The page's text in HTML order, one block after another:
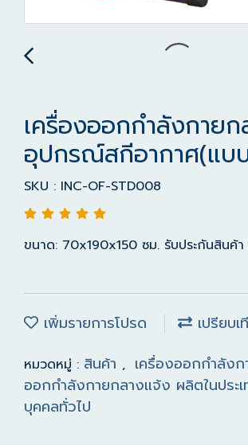
เครื่องออกกำลังกาย
อุปกรณ์สกีอากาศ(แบ
SKU : INC-OF-STD008
ขนาด: 70x190x150 ซม. รับประกันสินค้
เพิ่มรายการโปรด เปรียบเ
หมวดหมู่ : สินค้า , เครื่องออกกำลังก
ออกกำลังกายกลางแจ้ง ผลิตในประเ
บุคคลทั่วไป